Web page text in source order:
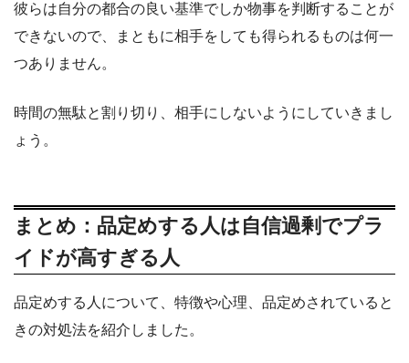
彼らは自分の都合の良い基準でしか物事を判断することが
できないので、まともに相手をしても得られるものは何一
つありません。
時間の無駄と割り切り、相手にしないようにしていきまし
ょう。
まとめ：品定めする人は自信過剰でプラ
イドが高すぎる人
品定めする人について、特徴や心理、品定めされていると
きの対処法を紹介しました。